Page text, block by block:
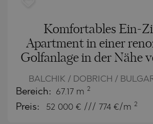
Komfortables Ein-
Apartment in einer
Golfanlage in der Nähe
BALCHIK / DOBRICH /
Bereich: 67.17 m 2
Preis: 52 000 € /// 774 €/m 2